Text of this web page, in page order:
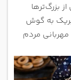
بزرگ‌ترها
به گوش
مردم